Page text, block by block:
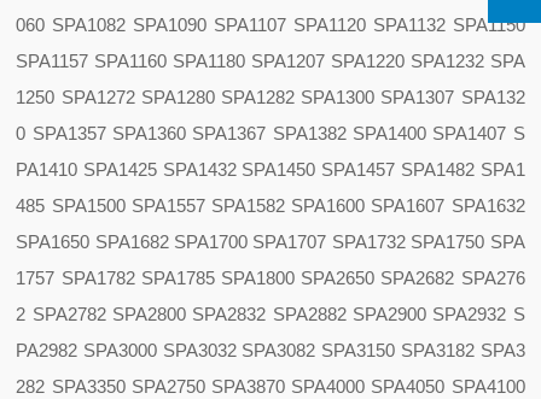
060 SPA1082 SPA1090 SPA1107 SPA1120 SPA1132 SPA1150
SPA1157 SPA1160 SPA1180 SPA1207 SPA1220 SPA1232 SPA
1250 SPA1272 SPA1280 SPA1282 SPA1300 SPA1307 SPA132
0 SPA1357 SPA1360 SPA1367 SPA1382 SPA1400 SPA1407 S
PA1410 SPA1425 SPA1432 SPA1450 SPA1457 SPA1482 SPA1
485 SPA1500 SPA1557 SPA1582 SPA1600 SPA1607 SPA1632
SPA1650 SPA1682 SPA1700 SPA1707 SPA1732 SPA1750 SPA
1757 SPA1782 SPA1785 SPA1800 SPA2650 SPA2682 SPA276
2 SPA2782 SPA2800 SPA2832 SPA2882 SPA2900 SPA2932 S
PA2982 SPA3000 SPA3032 SPA3082 SPA3150 SPA3182 SPA3
282 SPA3350 SPA2750 SPA3870 SPA4000 SPA4050 SPA4100